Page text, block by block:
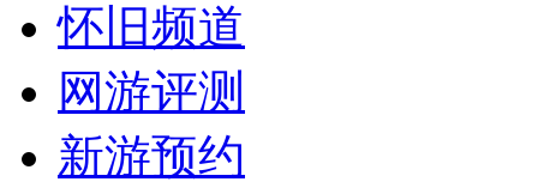
怀旧频道
网游评测
新游预约